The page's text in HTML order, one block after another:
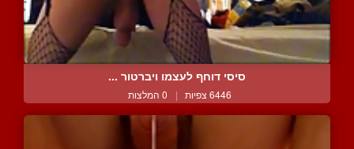
סיסי דוחף לעצמו ויברטור ...
6446 צפיות | 0 המלצות